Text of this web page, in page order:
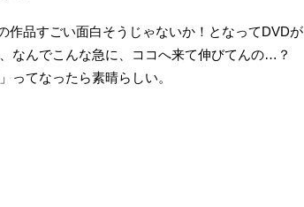
作品すごい面白そうじゃないか！となってDVDが
なんでこんな急に、ココへ来て伸びてんの…？
てなったら素晴らしい。